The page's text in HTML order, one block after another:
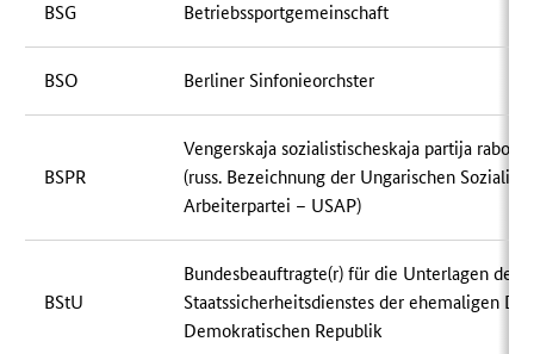
BSG Betriebssportgemeinschaft
BSO Berliner Sinfonieorchster
BSPR
Vengerskaja sozialistischeskaja partija
(russ. Bezeichnung der Ungarischen
Arbeiterpartei – USAP)
BStU
Bundesbeauftragte(r) für die Unterlagen des
Staatssicherheitsdienstes der ehemaligen
Demokratischen Republik